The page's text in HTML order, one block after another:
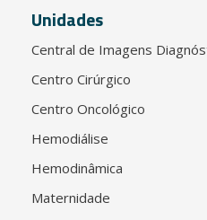
Unidades
Central de Imagens
Centro Cirúrgico
Centro Oncológico
Hemodiálise
Hemodinâmica
Maternidade